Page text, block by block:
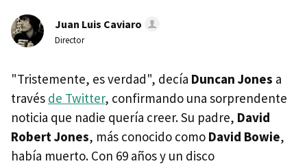
Juan Luis Caviaro
Director
"Tristemente, es verdad", decía Duncan Jones a
través de Twitter, confirmando una sorprendente
noticia que nadie quería creer. Su padre, David
Robert Jones, más conocido como David Bowie,
había muerto. Con 69 años y un disco